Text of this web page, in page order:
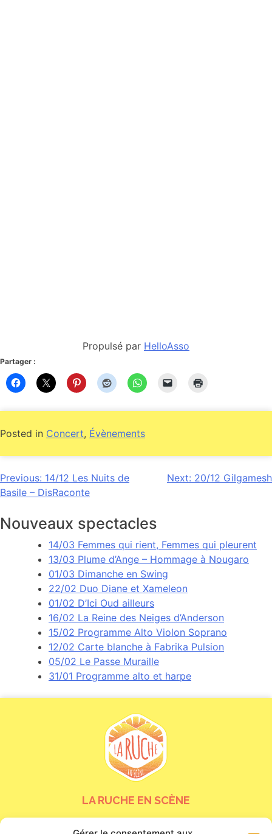
Propulsé par HelloAsso
Partager :
Posted in Concert, Évènements
Navigation
de
l’article
Previous: 14/12 Les Nuits de
Basile – DisRaconte
Next: 20/12 Gilgamesh
Nouveaux spectacles
14/03 Femmes qui rient, Femmes qui pleurent
13/03 Plume d’Ange – Hommage à Nougaro
01/03 Dimanche en Swing
22/02 Duo Diane et Xameleon
01/02 D’Ici Oud ailleurs
16/02 La Reine des Neiges d’Anderson
15/02 Programme Alto Violon Soprano
12/02 Carte blanche à Fabrika Pulsion
05/02 Le Passe Muraille
31/01 Programme alto et harpe
LA RUCHE EN SCÈNE